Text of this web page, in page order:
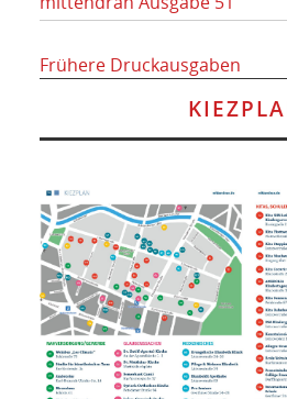
Frühere Druckausgaben